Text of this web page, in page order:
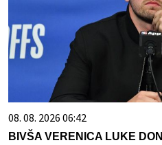
08. 08. 2026 06:42
BIVŠA VERENICA LUKE